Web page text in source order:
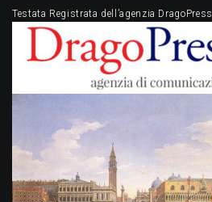
Testata Registrata dell’agenzia DragoPress